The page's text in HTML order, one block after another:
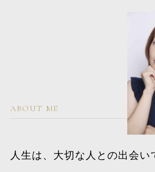
ABOUT ME
人生は、大切な人との出会い